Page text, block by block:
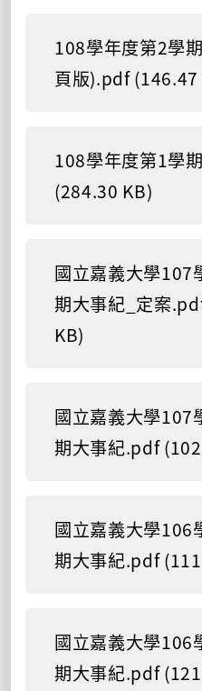
108學年度第2學
頁版).pdf (146.47
108學年度第1學
(284.30 KB)
國立嘉義大學107
期大事紀_定案
KB)
國立嘉義大學107
期大事紀.pdf
國立嘉義大學106
期大事紀.pdf
國立嘉義大學106
期大事紀.pdf